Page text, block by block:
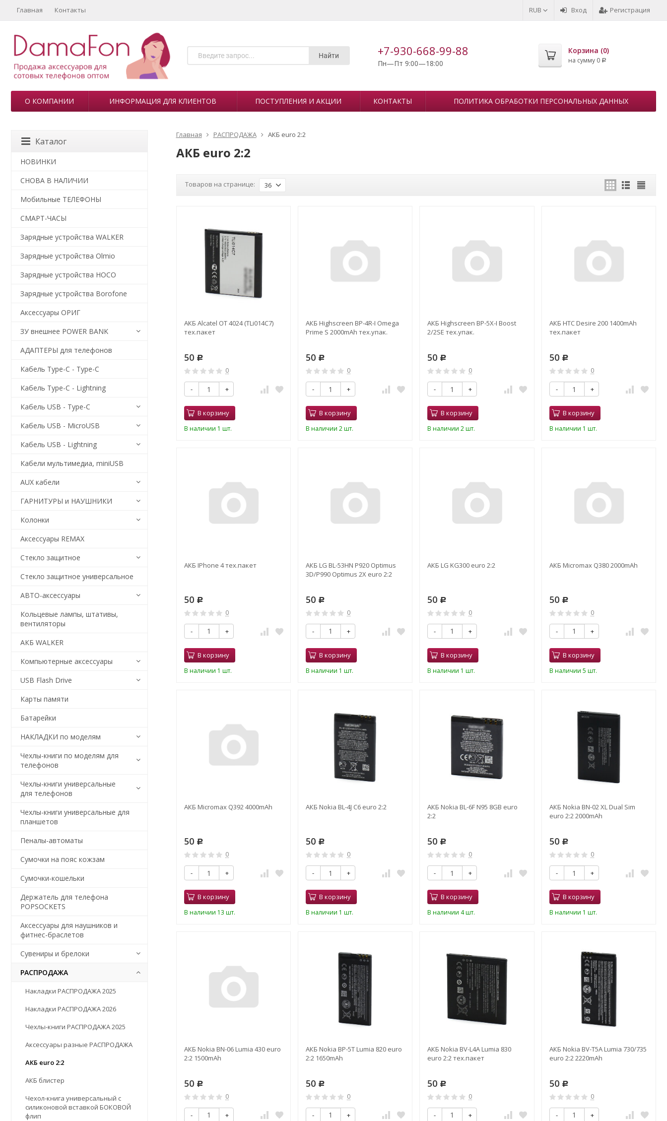
RUB Вход Регистрация
Главная Контакты
Найти +7-930-668-99-88
Пн—Пт 9:00—18:00
Корзина (0)
на сумму 0 Р
О КОМПАНИИ ИНФОРМАЦИЯ ДЛЯ КЛИЕНТОВ ПОСТУПЛЕНИЯ И АКЦИИ КОНТАКТЫ ПОЛИТИКА ОБРАБОТКИ ПЕРСОНАЛЬНЫХ ДАННЫХ
Главная РАСПРОДАЖА АКБ euro 2:2
АКБ euro 2:2
Товаров на странице: 36
АКБ Alcatel OT 4024 (TLi014C7)
тех.пакет
50 Р
0
- +
В корзину
В наличии 1 шт.
АКБ Highscreen BP-4R-I Omega
Prime S 2000mAh тех.упак.
50 Р
0
- +
В корзину
В наличии 2 шт.
АКБ Highscreen BP-5X-I Boost
2/2SE тех.упак.
50 Р
0
- +
В корзину
В наличии 2 шт.
АКБ HTC Desire 200 1400mAh
тех.пакет
50 Р
0
- +
В корзину
В наличии 1 шт.
АКБ IPhone 4 тех.пакет
50 Р
0
- +
В корзину
В наличии 1 шт.
АКБ LG BL-53HN P920 Optimus
3D/P990 Optimus 2X euro 2:2
50 Р
0
- +
В корзину
В наличии 1 шт.
АКБ LG KG300 euro 2:2
50 Р
0
- +
В корзину
В наличии 1 шт.
АКБ Micromax Q380 2000mAh
50 Р
0
- +
В корзину
В наличии 5 шт.
АКБ Micromax Q392 4000mAh
50 Р
0
- +
В корзину
В наличии 13 шт.
АКБ Nokia BL-4J C6 euro 2:2
50 Р
0
- +
В корзину
В наличии 1 шт.
АКБ Nokia BL-6F N95 8GB euro
2:2
50 Р
0
- +
В корзину
В наличии 4 шт.
АКБ Nokia BN-02 XL Dual Sim
euro 2:2 2000mAh
50 Р
0
- +
В корзину
В наличии 1 шт.
АКБ Nokia BN-06 Lumia 430 euro
2:2 1500mAh
50 Р
0
- +
АКБ Nokia BP-5T Lumia 820 euro
2:2 1650mAh
50 Р
0
- +
АКБ Nokia BV-L4A Lumia 830
euro 2:2 тех.пакет
50 Р
0
- +
АКБ Nokia BV-T5A Lumia 730/735
euro 2:2 2220mAh
50 Р
0
- +
Каталог
НОВИНКИ
СНОВА В НАЛИЧИИ
Мобильные ТЕЛЕФОНЫ
СМАРТ-ЧАСЫ
Зарядные устройства WALKER
Зарядные устройства Olmio
Зарядные устройства HOCO
Зарядные устройства Borofone
Аксессуары ОРИГ
ЗУ внешнее POWER BANK
АДАПТЕРЫ для телефонов
Кабель Type-C - Type-C
Кабель Type-C - Lightning
Кабель USB - Type-C
Кабель USB - MicroUSB
Кабель USB - Lightning
Кабели мультимедиа, miniUSB
AUX кабели
ГАРНИТУРЫ и НАУШНИКИ
Колонки
Аксессуары REMAX
Стекло защитное
Стекло защитное универсальное
АВТО-аксессуары
Кольцевые лампы, штативы,
вентиляторы
АКБ WALKER
Компьютерные аксессуары
USB Flash Drive
Карты памяти
Батарейки
НАКЛАДКИ по моделям
Чехлы-книги по моделям для
телефонов
Чехлы-книги универсальные
для телефонов
Чехлы-книги универсальные для
планшетов
Пеналы-автоматы
Сумочки на пояс кожзам
Сумочки-кошельки
Держатель для телефона
POPSOCKETS
Аксессуары для наушников и
фитнес-браслетов
Сувениры и брелоки
РАСПРОДАЖА
Накладки РАСПРОДАЖА 2025
Накладки РАСПРОДАЖА 2026
Чехлы-книги РАСПРОДАЖА 2025
Аксессуары разные РАСПРОДАЖА
АКБ euro 2:2
АКБ блистер
Чехол-книга универсальный с
силиконовой вставкой БОКОВОЙ
флип